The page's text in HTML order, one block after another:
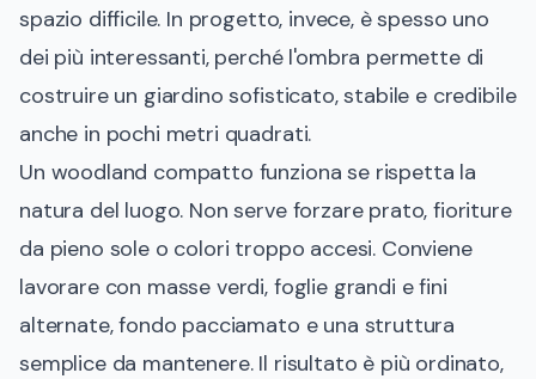
spazio difficile. In progetto, invece, è spesso uno
dei più interessanti, perché l'ombra permette di
costruire un giardino sofisticato, stabile e credibile
anche in pochi metri quadrati.
Un woodland compatto funziona se rispetta la
natura del luogo. Non serve forzare prato, fioriture
da pieno sole o colori troppo accesi. Conviene
lavorare con masse verdi, foglie grandi e fini
alternate, fondo pacciamato e una struttura
semplice da mantenere. Il risultato è più ordinato,